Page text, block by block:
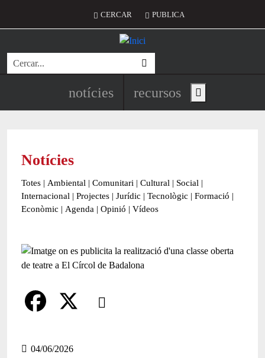
Menú del compte d'usuari
CERCAR PUBLICA
Cerca
Navegació principal de
notícies recursos Show main menu
Notícies
Totes | Ambiental | Comunitari | Cultural | Social |
Internacional | Projectes | Jurídic | Tecnològic | Formació |
Econòmic | Agenda | Opinió | Vídeos
Comparteix
a 04/06/2026